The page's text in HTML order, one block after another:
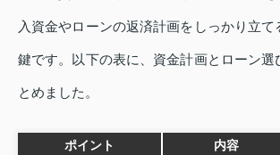
入資金やローンの返済計画をしっかり立
鍵です。以下の表に、資金計画とローン選
とめました。
ポイント 内容